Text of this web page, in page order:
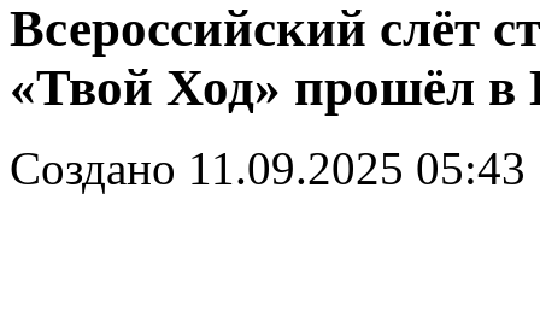
Всероссийский слёт
«Твой Ход» прошёл в
Создано 11.09.2025 05:43